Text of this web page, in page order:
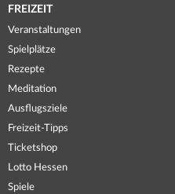
FREIZEIT
Veranstaltungen
Spielplätze
Rezepte
Meditation
Ausflugsziele
Freizeit-Tipps
Ticketshop
Lotto Hessen
Spiele